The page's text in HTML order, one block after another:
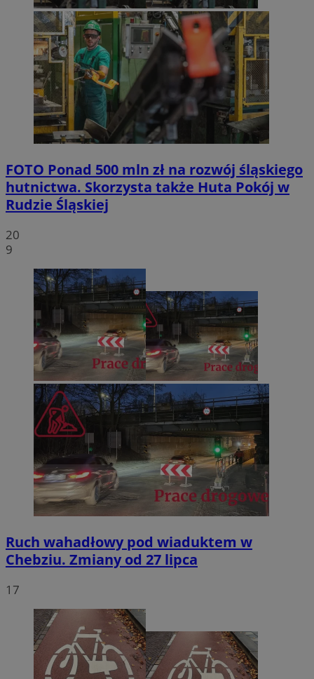
FOTO Ponad 500 mln zł na rozwój śląskiego
hutnictwa. Skorzysta także Huta Pokój w
Rudzie Śląskiej
20
9
Ruch wahadłowy pod wiaduktem w
Chebziu. Zmiany od 27 lipca
17